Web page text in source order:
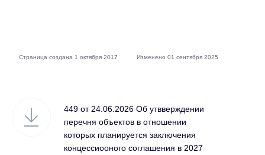
449 от 24.06.2026 Об утвверждении
перечня объектов в отношении
которых планируется заключения
концессиооного соглашения в 2027
Страница создана 1 октября 2017 Изменено 01 сентября 2025